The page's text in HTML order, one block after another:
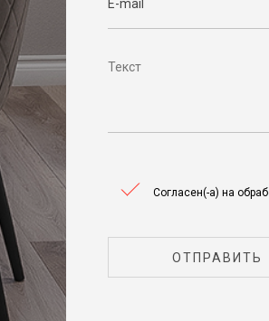
Согласен(-а) на
ОТПРАВИТЬ